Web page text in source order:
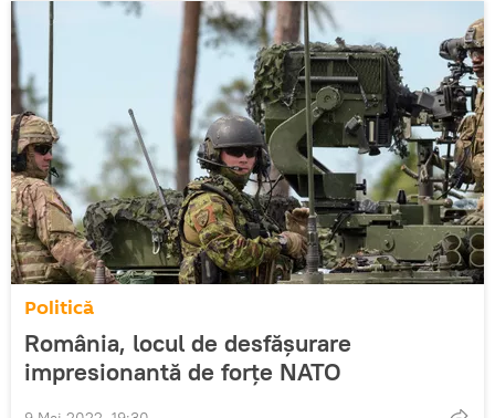
Politică
România, locul de desfășurare
impresionantă de forțe NATO